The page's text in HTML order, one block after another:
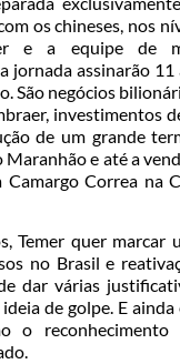
os chineses, nos
e a equipe de
jornada assinarão 11
São negócios
investimentos
de um grande
e até a
Correa na
Temer quer marcar
no Brasil e
dar várias
de golpe. E
o